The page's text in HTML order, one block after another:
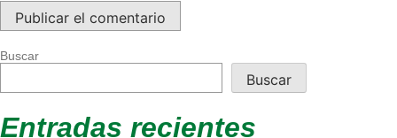
Buscar
Buscar
Entradas recientes